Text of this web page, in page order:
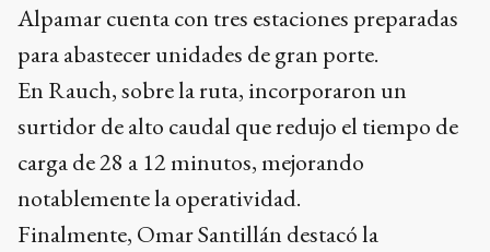
Alpamar cuenta con tres estaciones preparadas
para abastecer unidades de gran porte.
En Rauch, sobre la ruta, incorporaron un
surtidor de alto caudal que redujo el tiempo de
carga de 28 a 12 minutos, mejorando
notablemente la operatividad.
Finalmente, Omar Santillán destacó la